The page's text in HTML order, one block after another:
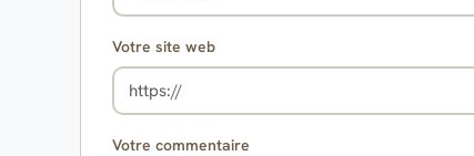
Votre site web
Votre commentaire